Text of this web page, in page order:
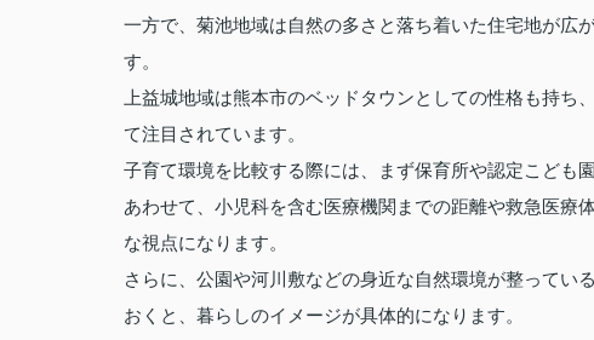
一方で、菊池地域は自然の多さと落ち着いた住宅地が広
す。
上益城地域は熊本市のベッドタウンとしての性格も持
て注目されています。
子育て環境を比較する際には、まず保育所や認定こども
あわせて、小児科を含む医療機関までの距離や救急医療
な視点になります。
さらに、公園や河川敷などの身近な自然環境が整ってい
おくと、暮らしのイメージが具体的になります。